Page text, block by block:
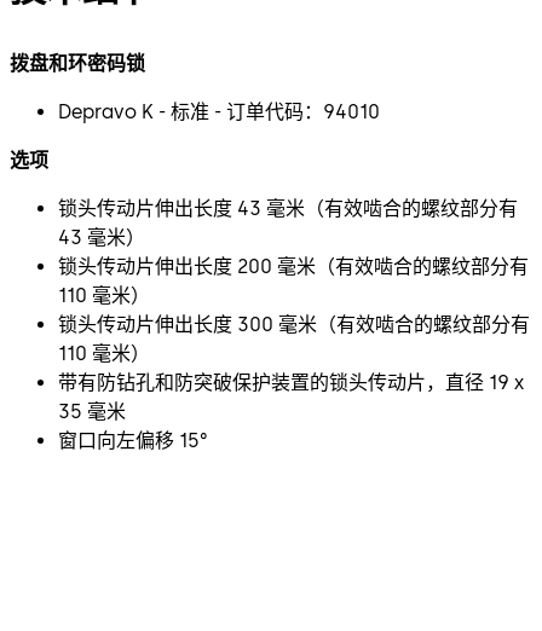
拨盘和环密码锁
Depravo K - 标准 - 订单代码：94010
选项
锁头传动片伸出长度 43 毫米（有效啮合的螺纹部分有
43 毫米）
锁头传动片伸出长度 200 毫米（有效啮合的螺纹部分有
110 毫米）
锁头传动片伸出长度 300 毫米（有效啮合的螺纹部分有
110 毫米）
带有防钻孔和防突破保护装置的锁头传动片，直径 19 x
35 毫米
窗口向左偏移 15°